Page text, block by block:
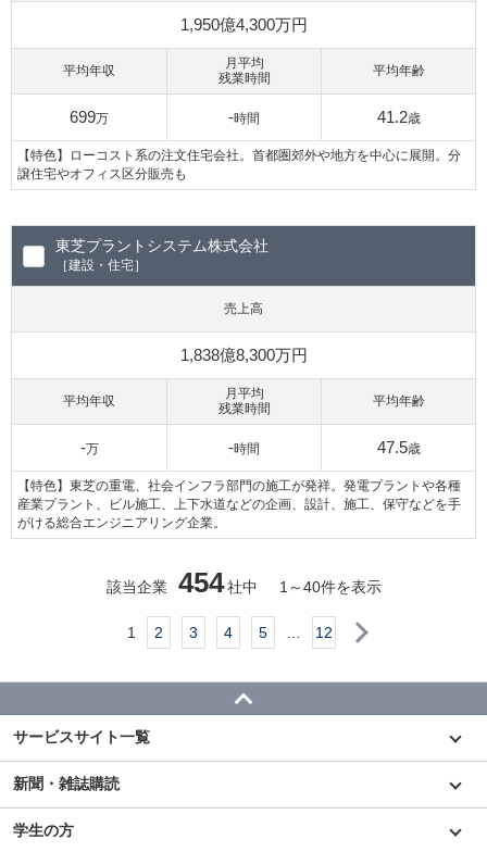
1,950億4,300万円
平均年収
699万
月平均
残業時間
-時間
平均年齢
41.2歳
【特色】ローコスト系の注文住宅会社。首都圏郊外や地方を中心に展開。分
譲住宅やオフィス区分販売も
東芝プラントシステム株式会社
［建設・住宅］
売上高
1,838億8,300万円
平均年収
-万
月平均
残業時間
-時間
平均年齢
47.5歳
【特色】東芝の重電、社会インフラ部門の施工が発祥。発電プラントや各種
産業プラント、ビル施工、上下水道などの企画、設計、施工、保守などを手
がける総合エンジニアリング企業。
該当企業 454 社中 1 ～40件を表示
1 2 3 4 5 12
サービスサイト一覧
新聞・雑誌購読
学生の方